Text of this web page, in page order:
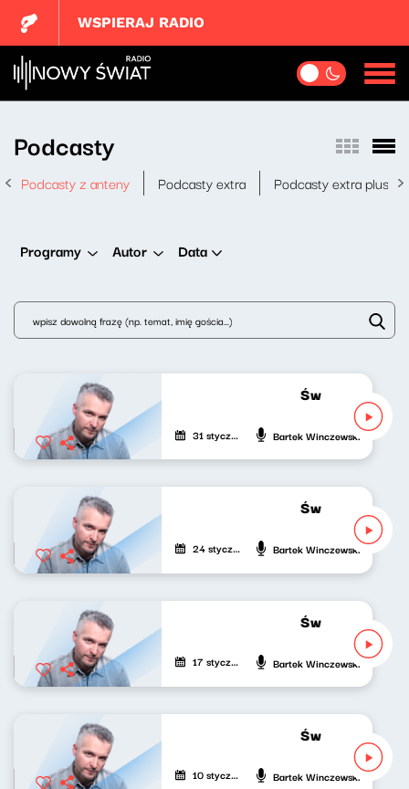
WSPIERAJ RADIO
Podcasty
Podcasty z anteny Podcasty extra Podcasty extra plus
Programy Autor Data
Świat naszej
31 stycznia 2023 Bartek Winczewski
Świat naszej
24 stycznia 2023 Bartek Winczewski
Świat naszej
17 stycznia 2023 Bartek Winczewski
Świat naszej
10 stycznia 2023 Bartek Winczewski